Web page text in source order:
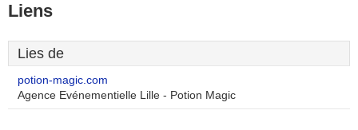
Liens
Lies de
potion-magic.com
Agence Evénementielle Lille - Potion Magic